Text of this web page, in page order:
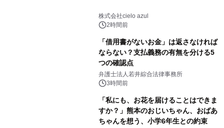
株式会社cielo azul
2時間前
「借用書がないお金」は返さなければ
ならない？支払義務の有無を分ける5
つの確認点
弁護士法人若井綜合法律事務所
3時間前
「私にも、お花を届けることはできま
すか？」熊本のおじいちゃん、おばあ
ちゃんを想う、小学6年生との約束